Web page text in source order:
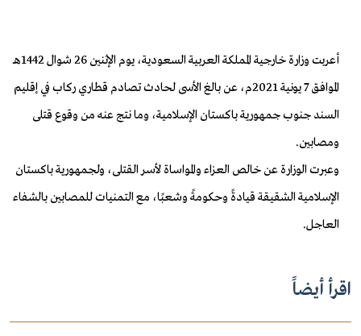
أعربت وزارة خارجية المملكة العربية السعودية، يوم الإثنين 26 شوال 1442هـ
الموافق 7 يونية 2021م، عن بالغ الأسى لحادث تصادم قطاري ركاب في إقليم
السند جنوب جمهورية باكستان الإسلامية، وما نتج عنه من وقوع قتلى
ومصابين.
وعبرت الوزارة عن خالص العزاء والمواساة لأسر القتلى، ولجمهورية باكستان
الإسلامية الشقيقة قيادةً وحكومةً وشعبًا، مع التمنيات للمصابين بالشفاء
العاجل.
اقرأ أيضاً